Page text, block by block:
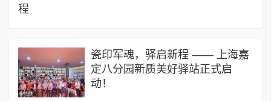
程
瓷印军魂，驿启新程 —— 上海嘉
定八分园新质美好驿站正式启
动！